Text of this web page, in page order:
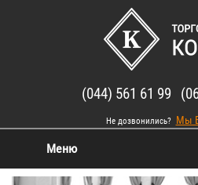
(044) 561 61 99
Не дозвонились? Мы
Меню